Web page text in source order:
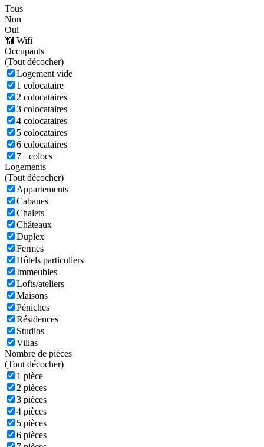
Tous
Non
Oui
📶 Wifi
Occupants
(Tout décocher)
Logement vide
1 colocataire
2 colocataires
3 colocataires
4 colocataires
5 colocataires
6 colocataires
7+ colocs
Logements
(Tout décocher)
Appartements
Cabanes
Chalets
Châteaux
Duplex
Fermes
Hôtels particuliers
Immeubles
Lofts/ateliers
Maisons
Péniches
Résidences
Studios
Villas
Nombre de pièces
(Tout décocher)
1 pièce
2 pièces
3 pièces
4 pièces
5 pièces
6 pièces